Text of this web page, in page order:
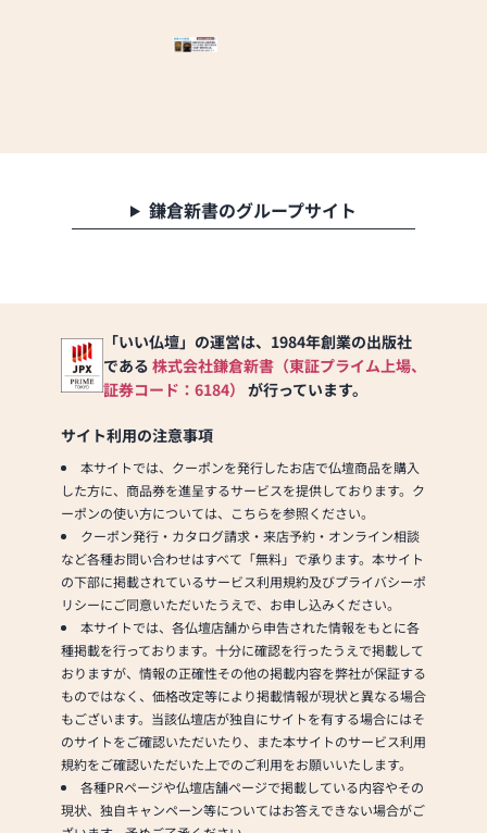
・消毒液を設置して
・お客様から一定の
・2～3時間ごとに窓
消毒を行っています
・1日1回以上、商品
消毒を行っています
て営業時間を調整し
鎌倉新書のグループサイト
「いい仏壇」の運営は、1984年創業の出版社
である 株式会社鎌倉新書（東証プライム上場、
証券コード：6184） が行っています。
サイト利用の注意事項
本サイトでは、クーポンを発行したお店で仏壇商品を購入
した方に、商品券を進呈するサービスを提供しております。ク
ーポンの使い方については、こちらを参照ください。
クーポン発行・カタログ請求・来店予約・オンライン相談
など各種お問い合わせはすべて「無料」で承ります。本サイト
の下部に掲載されているサービス利用規約及びプライバシーポ
リシーにご同意いただいたうえで、お申し込みください。
本サイトでは、各仏壇店舗から申告された情報をもとに各
種掲載を行っております。十分に確認を行ったうえで掲載して
おりますが、情報の正確性その他の掲載内容を弊社が保証する
ものではなく、価格改定等により掲載情報が現状と異なる場合
もございます。当該仏壇店が独自にサイトを有する場合にはそ
のサイトをご確認いただいたり、また本サイトのサービス利用
規約をご確認いただいた上でのご利用をお願いいたします。
各種PRページや仏壇店舗ページで掲載している内容やその
現状、独自キャンペーン等についてはお答えできない場合がご